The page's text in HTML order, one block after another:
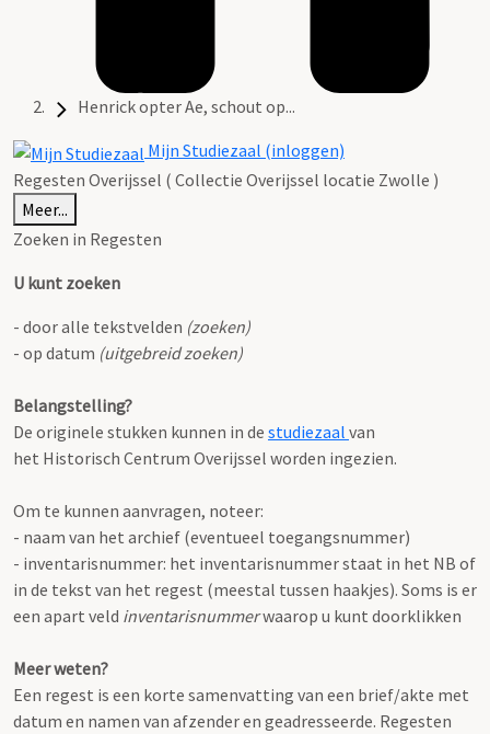
Henrick opter Ae, schout op...
Mijn Studiezaal (inloggen)
Regesten Overijssel ( Collectie Overijssel locatie Zwolle )
Meer...
Zoeken in Regesten
U kunt zoeken
- door alle tekstvelden (zoeken)
- op datum (uitgebreid zoeken)
Belangstelling?
De originele stukken kunnen in de studiezaal van
het Historisch Centrum Overijssel worden ingezien.
Om te kunnen aanvragen, noteer:
- naam van het archief (eventueel toegangsnummer)
- inventarisnummer: het inventarisnummer staat in het NB of
in de tekst van het regest (meestal tussen haakjes). Soms is er
een apart veld inventarisnummerwaarop u kunt doorklikken
Meer weten?
Een regest is een korte samenvatting van een brief/akte met
datum en namen van afzender en geadresseerde. Regesten